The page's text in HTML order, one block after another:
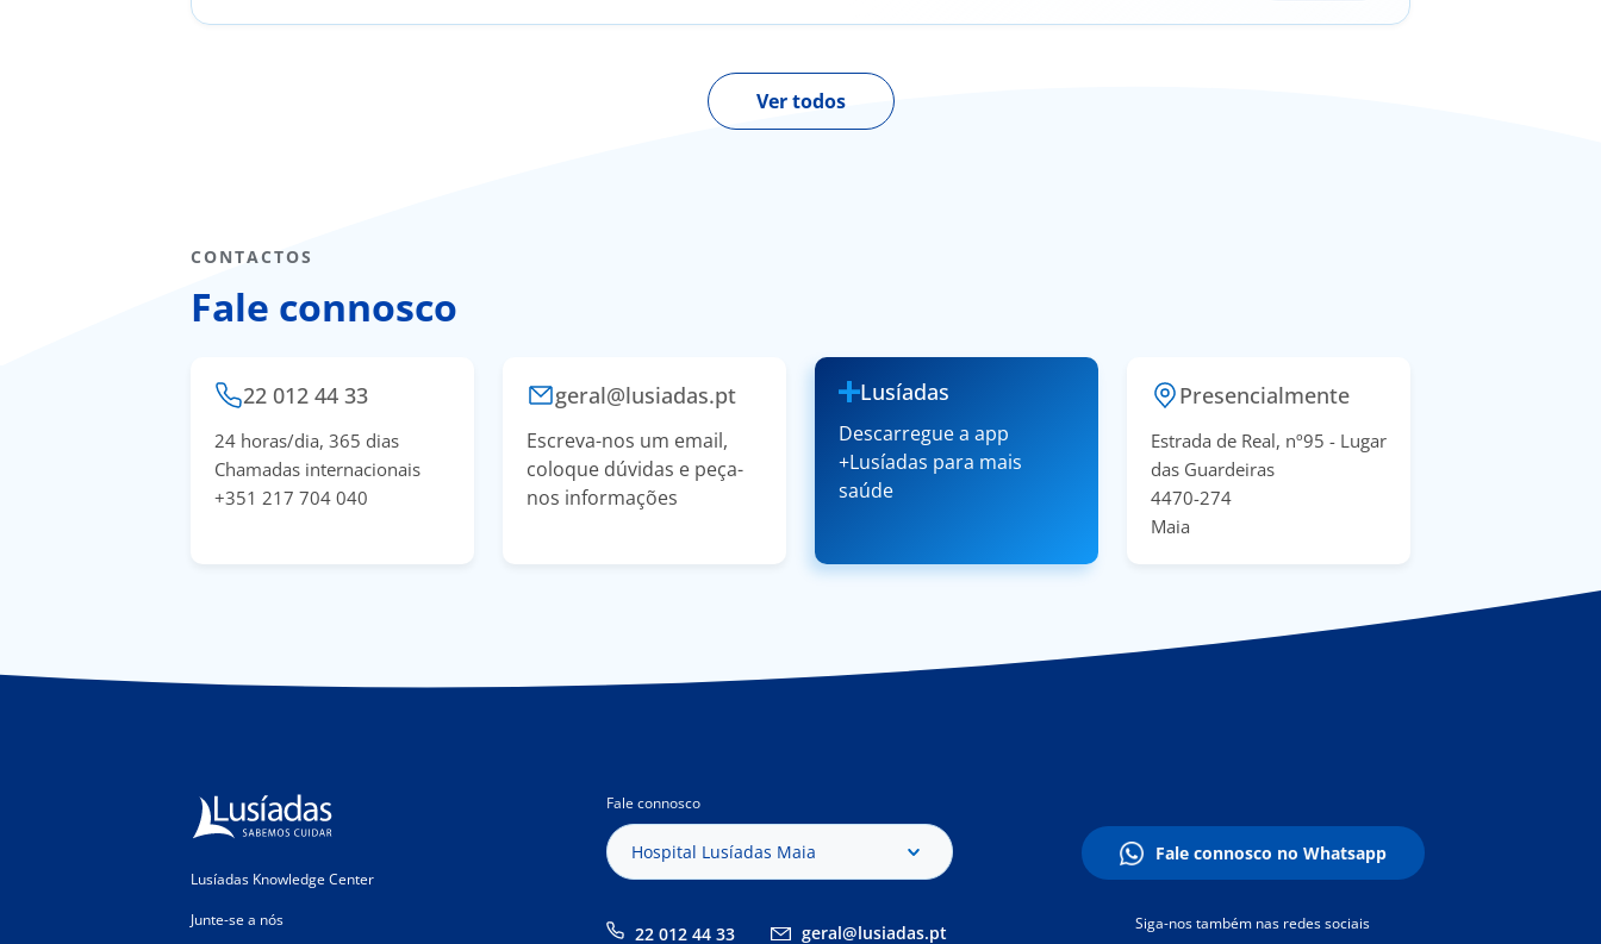
Ver todos
CONTACTOS
Fale connosco
22 012 44 33
24 horas/dia, 365 dias
Chamadas internacionais
+351 217 704 040
geral@lusiadas.pt
Escreva-nos um email,
coloque dúvidas e peça-
nos informações
Lusíadas
Descarregue a app
+Lusíadas para mais
saúde
Presencialmente
Estrada de Real, nº95 - Lugar
das Guardeiras
4470-274
Maia
Lusíadas Knowledge Center
Junte-se a nós
Fale connosco
Hospital Lusíadas Maia
22 012 44 33 geral@lusiadas.pt
Fale connosco no Whatsapp
Siga-nos também nas redes sociais